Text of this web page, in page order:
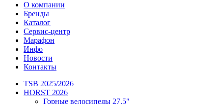
О компании
Бренды
Каталог
Сервис-центр
Марафон
Инфо
Новости
Контакты
TSB 2025/2026
HORST 2026
Горные велосипеды 27.5"